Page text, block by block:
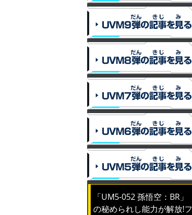
「UM5-052 孫悟空：BR」
の秘められし能力が解放!フ